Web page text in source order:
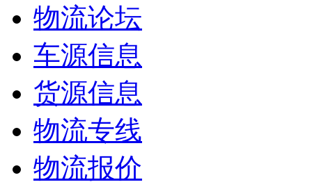
物流论坛
车源信息
货源信息
物流专线
物流报价